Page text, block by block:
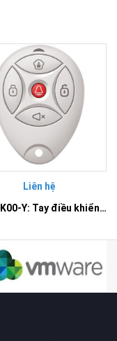
Liên hệ
DS-19K00-Y: Tay điều khiển từ xa